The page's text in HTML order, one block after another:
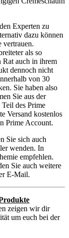
Experten zu
dazu können
vertrauen.
als so
Rat auch in ihrem
dennoch nicht
von 30
Sie haben also
Sie aus der
des Prime
Versand kostenlos
Prime Account.
Sie sich auch
wenden. In
empfehlen.
Sie auch weitere
E-Mail.
zeigen wir dir
um euch bei der